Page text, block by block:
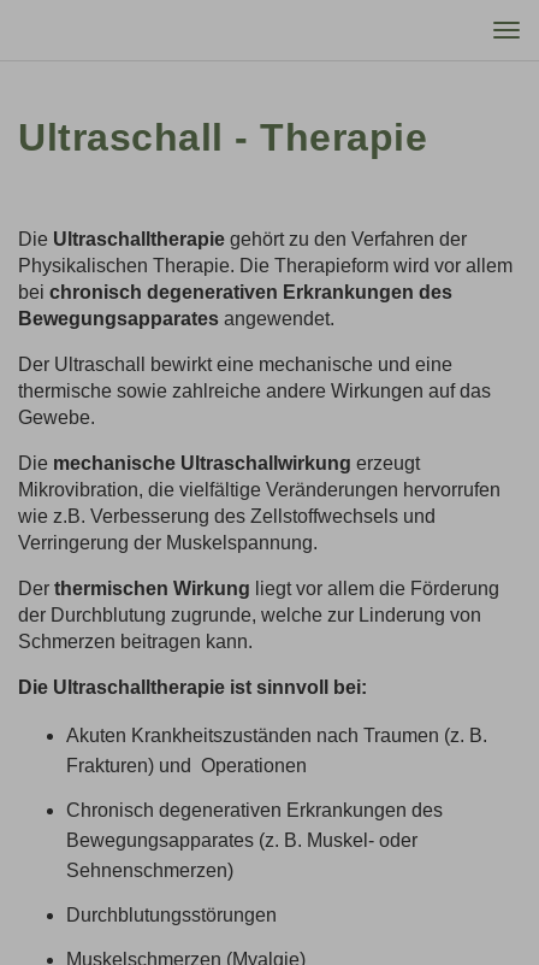
Ultraschall - Therapie
Die Ultraschalltherapie gehört zu den Verfahren der
Physikalischen Therapie. Die Therapieform wird vor allem
bei chronisch degenerativen Erkrankungen des
Bewegungsapparates angewendet.
Der Ultraschall bewirkt eine mechanische und eine
thermische sowie zahlreiche andere Wirkungen auf das
Gewebe.
Die mechanische Ultraschallwirkung erzeugt
Mikrovibration, die vielfältige Veränderungen hervorrufen
wie z.B. Verbesserung des Zellstoffwechsels und
Verringerung der Muskelspannung.
Der thermischen Wirkung liegt vor allem die Förderung
der Durchblutung zugrunde, welche zur Linderung von
Schmerzen beitragen kann.
Die Ultraschalltherapie ist sinnvoll bei:
Akuten Krankheitszuständen nach Traumen (z. B.
Frakturen) und Operationen
Chronisch degenerativen Erkrankungen des
Bewegungsapparates (z. B. Muskel- oder
Sehnenschmerzen)
Durchblutungsstörungen
Muskelschmerzen (Myalgie)